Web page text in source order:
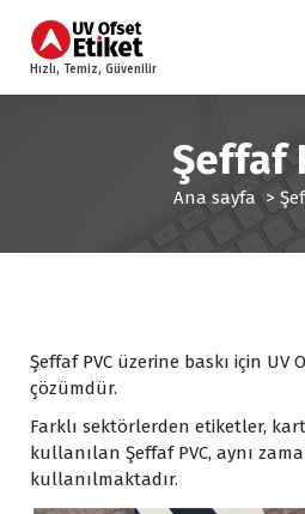
r
ç
Hızlı, Temiz, Güvenilir
Şeffaf
Ana sayfa >
Şeffaf PVC üzerine baskı için UV
çözümdür.
Farklı sektörlerden etiketler,
kullanılan Şeffaf PVC, aynı
kullanılmaktadır.